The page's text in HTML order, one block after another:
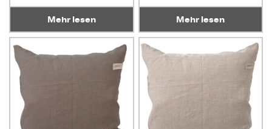
Mehr lesen Mehr lesen